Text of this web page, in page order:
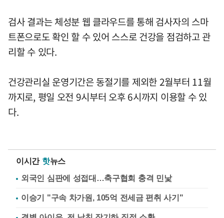
검사 결과는 체성분 웹 클라우드를 통해 검사자의 스마
트폰으로도 확인 할 수 있어 스스로 건강을 점검하고 관
리할 수 있다.
건강관리실 운영기간은 동절기를 제외한 2월부터 11월
까지로, 평일 오전 9시부터 오후 6시까지 이용할 수 있
다.
이시간 핫뉴스
외국인 심판에 성접대…축구협회 충격 민낯
이승기 "구속 차가원, 105억 전세금 편취 사기"